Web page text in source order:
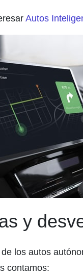
Autos
y
los autos
contamos: